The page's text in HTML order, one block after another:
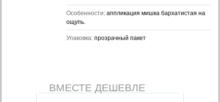
Особенности: аппликация мишка бархатистая на
ощупь.
Упаковка: прозрачный пакет
ВМЕСТЕ ДЕШЕВЛЕ